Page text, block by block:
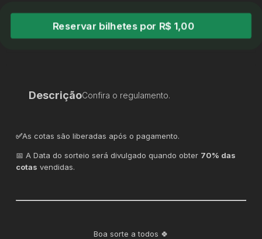
Reservar bilhetes por R$ 1,00
DescriçãoConfira o regulamento.
✅As cotas são liberadas após o pagamento.
📅 A Data do sorteio será divulgado quando obter 70% das
cotas vendidas.
Boa sorte a todos 🍀